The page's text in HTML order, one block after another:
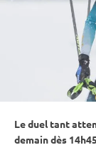
Le duel tant
demain dès